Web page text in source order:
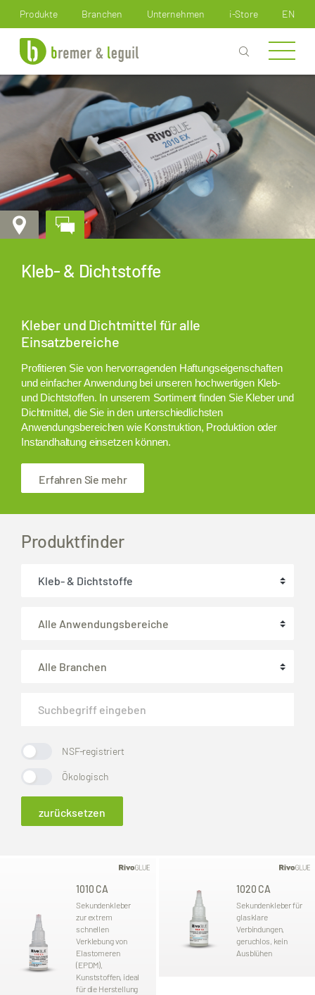
Produkte Branchen Unternehmen i-Store EN
Kleb- & Dichtstoffe
Kleber und Dichtmittel für alle
Einsatzbereiche
Profitieren Sie von hervorragenden Haftungseigenschaften
und einfacher Anwendung bei unseren hochwertigen Kleb-
und Dichtstoffen. In unserem Sortiment finden Sie Kleber und
Dichtmittel, die Sie in den unterschiedlichsten
Anwendungsbereichen wie Konstruktion, Produktion oder
Instandhaltung einsetzen können.
Erfahren Sie mehr
Produktfinder
NSF-registriert
Ökologisch
zurücksetzen
1010 CA
Sekundenkleber
zur extrem
schnellen
Verklebung von
Elastomeren
(EPDM),
Kunststoffen, ideal
für die Herstellung
1020 CA
Sekundenkleber für
glasklare
Verbindungen,
geruchlos, kein
Ausblühen